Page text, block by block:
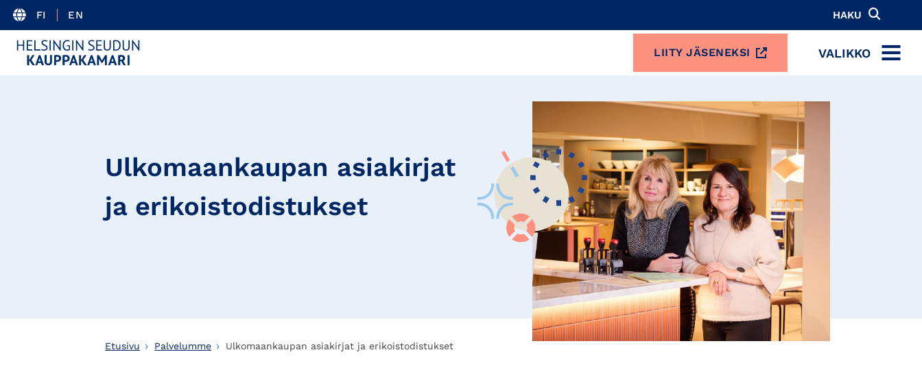
FI EN HAKU
LIITY JÄSENEKSI VALIKKO
MENU
Ulkomaankaupan asiakirjat
ja erikoistodistukset
Etusivu Palvelumme Ulkomaankaupan asiakirjat ja erikoistodistukset